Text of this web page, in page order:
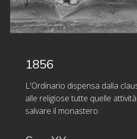
1856
L'Ordinario dispensa dalla
alle religiose tutte quelle
salvare il monastero.